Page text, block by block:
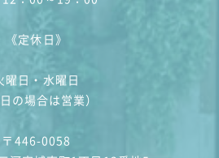
《定休日》
曜日・水曜日
日の場合は営業）
〒446-0058